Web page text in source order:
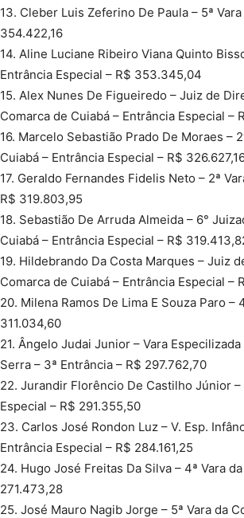
13. Cleber Luis Zeferino De Paula – 5ª
354.422,16
14. Aline Luciane Ribeiro Viana Quinto
Entrância Especial – R$ 353.345,04
15. Alex Nunes De Figueiredo – Juiz de
Comarca de Cuiabá – Entrância Especial –
16. Marcelo Sebastião Prado De Moraes –
Cuiabá – Entrância Especial – R$
17. Geraldo Fernandes Fidelis Neto – 2ª
R$ 319.803,95
18. Sebastião De Arruda Almeida – 6°
Cuiabá – Entrância Especial – R$
19. Hildebrando Da Costa Marques – Juiz
Comarca de Cuiabá – Entrância Especial –
20. Milena Ramos De Lima E Souza Paro
311.034,60
21. Ângelo Judai Junior – Vara
Serra – 3ª Entrância – R$ 297.762,70
22. Jurandir Florêncio De Castilho Júnior –
Especial – R$ 291.355,50
23. Carlos José Rondon Luz – V. Esp.
Entrância Especial – R$ 284.161,25
24. Hugo José Freitas Da Silva – 4ª Vara
271.473,28
25. José Mauro Nagib Jorge – 5ª Vara da